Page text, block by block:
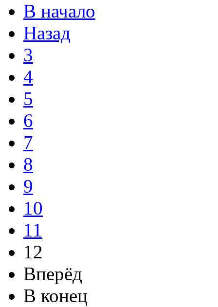
В начало
Назад
3
4
5
6
7
8
9
10
11
12
Вперёд
В конец